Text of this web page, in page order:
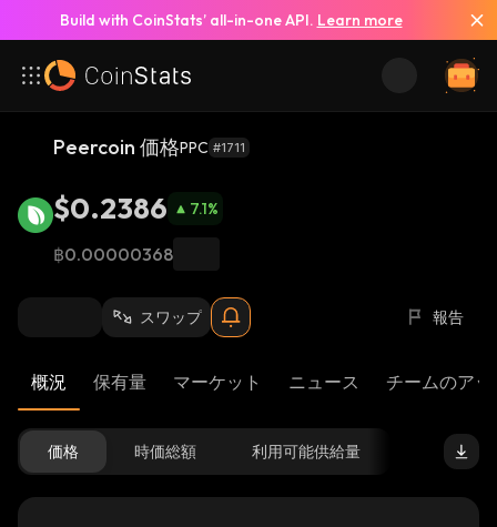
Build with CoinStats’ all-in-one API. Learn more
Peercoin 価格PPC #1711
$0.2386 7.1%
฿0.00000368
スワップ 報告
概況 保有量 マーケット ニュース チームのア
価格 時価総額 利用可能供給量